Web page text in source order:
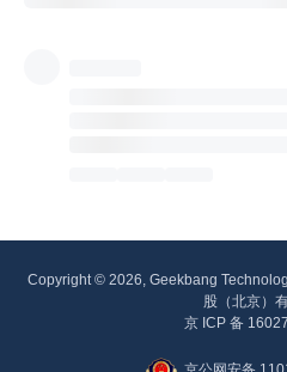
Copyright © 2026, Geekbang
股（北京）
京 ICP 备